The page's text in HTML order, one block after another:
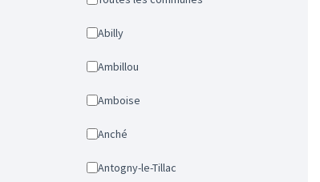
Abilly
Ambillou
Amboise
Anché
Antogny-le-Tillac